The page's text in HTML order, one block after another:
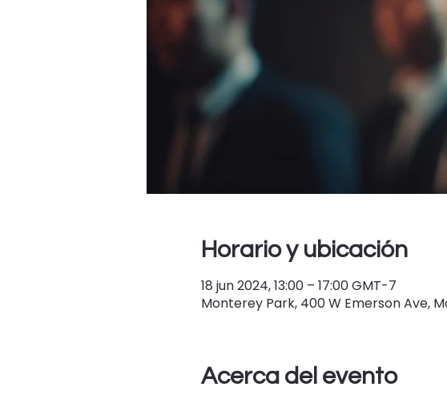
Horario y ubicación
18 jun 2024, 13:00 – 17:00 GMT-7
Monterey Park, 400 W Emerson Ave,
Acerca del evento